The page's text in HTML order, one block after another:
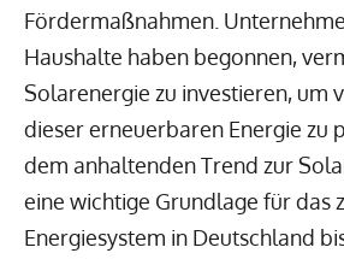
Fördermaßnahmen.
Haushalte haben begonnen,
Solarenergie zu investieren, um
dieser erneuerbaren Energie zu
dem anhaltenden Trend zur
eine wichtige Grundlage für das
Energiesystem in Deutschland